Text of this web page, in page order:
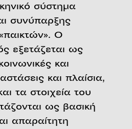
σύστημα
συνύπαρξης
Ο
εξετάζεται ως
και
και πλαίσια,
τα στοιχεία του
ως βασική
απαραίτητη